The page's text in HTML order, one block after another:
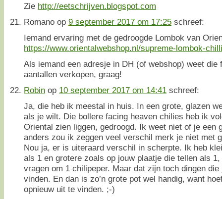
Zie http://eetschrijven.blogspot.com
Romano op 9 september 2017 om 17:25 schreef:
Iemand ervaring met de gedroogde Lombok van
https://www.orientalwebshop.nl/supreme-lombok-
Als iemand een adresje in DH (of webshop) weet die
aantallen verkopen, graag!
Robin op 10 september 2017 om 14:41 schreef:
Ja, die heb ik meestal in huis. In een grote, glazen
als je wilt. Die bollere facing heaven chilies heb ik
Oriental zien liggen, gedroogd. Ik weet niet of je een
anders zou ik zeggen veel verschil merk je niet met
Nou ja, er is uiteraard verschil in scherpte. Ik heb
als 1 en grotere zoals op jouw plaatje die tellen als
vragen om 1 chilipeper. Maar dat zijn toch dingen
vinden. En dan is zo’n grote pot wel handig, want
opnieuw uit te vinden. ;-)